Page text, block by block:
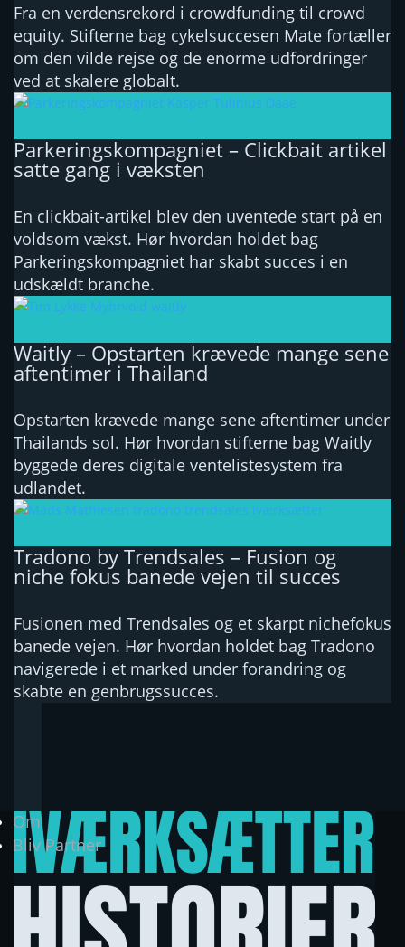
Fra en verdensrekord i crowdfunding til crowd
equity. Stifterne bag cykelsuccesen Mate fortæller
om den vilde rejse og de enorme udfordringer
ved at skalere globalt.
Parkeringskompagniet – Clickbait artikel
satte gang i væksten
En clickbait-artikel blev den uventede start på en
voldsom vækst. Hør hvordan holdet bag
Parkeringskompagniet har skabt succes i en
udskældt branche.
Waitly – Opstarten krævede mange sene
aftentimer i Thailand
Opstarten krævede mange sene aftentimer under
Thailands sol. Hør hvordan stifterne bag Waitly
byggede deres digitale ventelistesystem fra
udlandet.
Tradono by Trendsales – Fusion og
niche fokus banede vejen til succes
Fusionen med Trendsales og et skarpt nichefokus
banede vejen. Hør hvordan holdet bag Tradono
navigerede i et marked under forandring og
skabte en genbrugssucces.
Om
Bliv Partner